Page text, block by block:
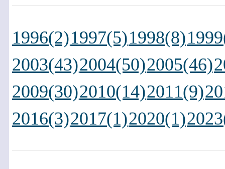
1996(2)1997(5)1998(8)
2003(43)2004(50)2005(46)
2009(30)2010(14)2011(9)
2016(3)2017(1)2020(1)